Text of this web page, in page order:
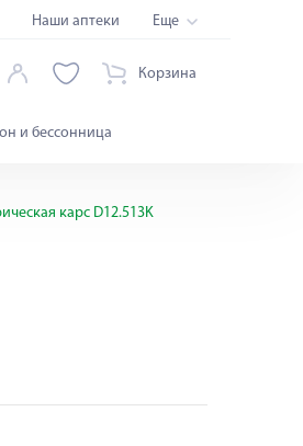
Наши аптеки Еще
Корзина
и бессонница
карс D12.513K